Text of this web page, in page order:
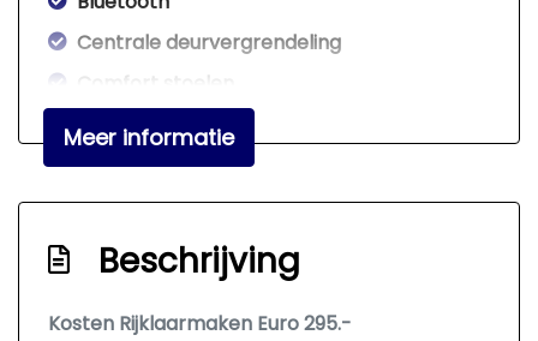
Centrale deurvergrendeling
Comfort stoelen
Connected services
El. verstelb. spiegels. verwarmd
Elek. bedienbare ramen
Elektronisch stabiliteits programma
Hoofd airbag(s) achter
Hoofd airbag(s) voor
Meer informatie
Beschrijving
Kosten Rijklaarmaken Euro 295.-